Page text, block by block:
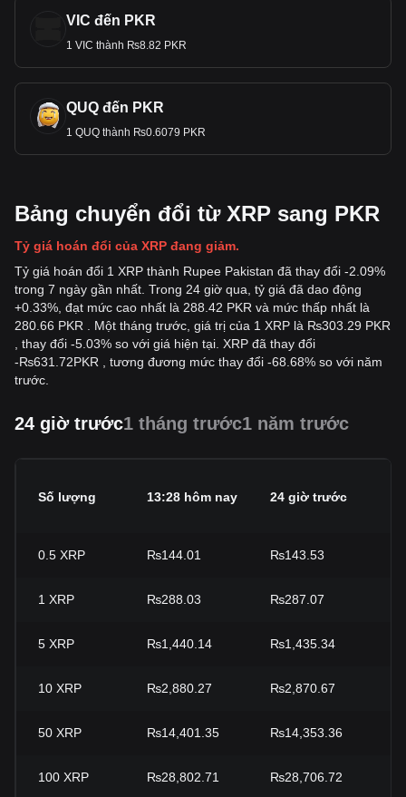
VIC đến PKR
1 VIC thành ₨8.82 PKR
QUQ đến PKR
1 QUQ thành ₨0.6079 PKR
Bảng chuyển đổi từ XRP sang PKR
Tỷ giá hoán đổi của XRP đang giảm.
Tỷ giá hoán đổi 1 XRP thành Rupee Pakistan đã thay đổi -2.09%
trong 7 ngày gần nhất. Trong 24 giờ qua, tỷ giá đã dao động
+0.33%, đạt mức cao nhất là 288.42 PKR và mức thấp nhất là
280.66 PKR . Một tháng trước, giá trị của 1 XRP là ₨303.29 PKR
, thay đổi -5.03% so với giá hiện tại. XRP đã thay đổi
-₨631.72PKR , tương đương mức thay đổi -68.68% so với năm
trước.
24 giờ trước1 tháng trước1 năm trước
Số lượng 13:28 hôm nay 24 giờ trước
0.5 XRP ₨144.01 ₨143.53
1 XRP ₨288.03 ₨287.07
5 XRP ₨1,440.14 ₨1,435.34
10 XRP ₨2,880.27 ₨2,870.67
50 XRP ₨14,401.35 ₨14,353.36
100 XRP ₨28,802.71 ₨28,706.72